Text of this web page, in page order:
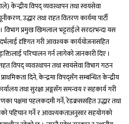
केन्द्रीय विपद् व्यवस्थापन तथा स्वयंसेवा
उद्धार तथा राहत वितरण कार्यमा पार्टी
विभाग प्रमुख खिमलाल भट्टराईले सरदरभन्दा यस
दृष्टिगत गरी आवश्यक कार्ययोजनासहित
परिचालन गर्न लागेको जानकारी दिए ।
विपद् व्यवस्थापन तथा स्वयंसेवा विभाग गठन
दिने, केन्द्रमा विपद्सँग सम्बन्धित केन्द्रीय
तथा सुरक्षा अङ्गसँग समन्वय र सहकार्य गरी
पक्षमा पहलकदमी गर्ने, रेडक्रससहित उद्धार तथा
पहिचान गर्ने र आवश्यकताअनुसार सहयोगको